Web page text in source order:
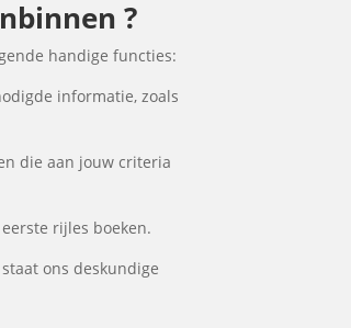
?
handige functies:
informatie, zoals
die aan jouw criteria
rijles boeken.
ons deskundige